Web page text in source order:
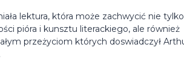
lektura, która może zachwycić nie
pióra i kunsztu literackiego, ale również
przeżyciom których doswiadczył